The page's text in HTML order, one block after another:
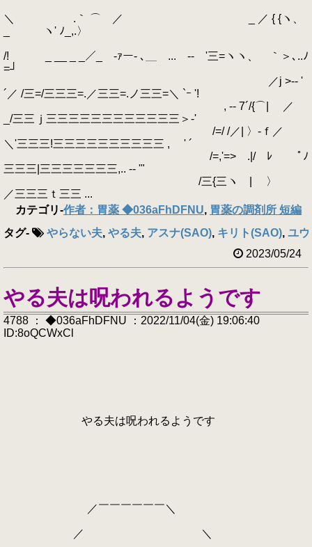
＼ .｀ ⌒ ／ _ ／ { {ヽ、
_ ヽ' ﾉ_,.〉
/! _ __ _ _／_ -ｧー- ､＿ ... -‐ '三=ヽヽ、 ｀＞､..ﾉ
=┘
／j >-‐ '
´／ /三=/三三三=.／三三=.ノ三三=＼ `ｰ '!
, -‐ 7´/{⌒| ／
_/三三ｊ三三三三三三三三三三三三＞‐'
/=/ /／| 〉‐ｆ／
＼'三三三!三三三三三三三三三三 , ' ´
/=,'=> .|/ ﾚ ﾟﾉ
三三三|三三三三三三三,.. -‐ '"
/三{三ヽ | 〉
／三三三ｔ三三 ...
カテゴリ-作者：胃薬 ◆036aFhDFNU, 胃薬の調剤所 短編
タグ- やらない夫, やる夫, アスナ(SAO), キリト(SAO), ユ
2023/05/24
やる夫は呪われるようです
4788 ： ◆036aFhDFNU ：2022/11/04(金) 19:06:40
ID:8oQCWxCl
やる夫は呪われるようです
／￣￣￣￣￣￣＼
／ ＼